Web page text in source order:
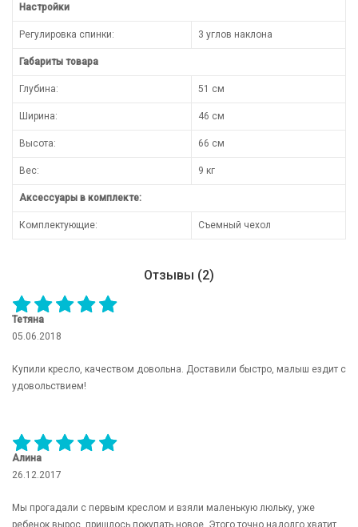
Настройки
Регулировка спинки: 3 углов наклона
Габариты товара
Глубина: 51 см
Ширина: 46 см
Высота: 66 см
Вес: 9 кг
Аксессуары в комплекте:
Комплектующие: Съемный чехол
Отзывы (2)
Тетяна
05.06.2018
Купили кресло, качеством довольна. Доставили быстро, малыш ездит с
удовольствием!
Алина
26.12.2017
Мы прогадали с первым креслом и взяли маленькую люльку, уже
ребенок вырос, пришлось покупать новое. Этого точно надолго хватит.